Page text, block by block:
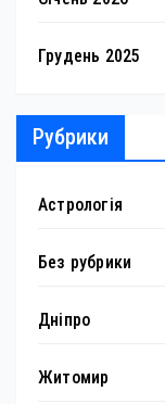
Грудень 2025
Рубрики
Астрологія
Без рубрики
Дніпро
Житомир